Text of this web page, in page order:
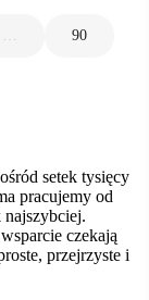
… 90
setek tysięcy
pracujemy od
najszybciej.
czekają
przejrzyste i